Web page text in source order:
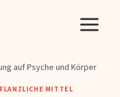
auf Psyche und Körper
MITTEL